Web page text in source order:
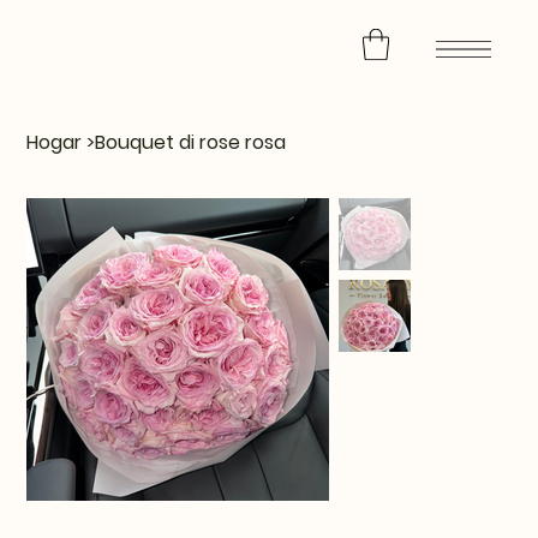
Hogar >Bouquet di rose rosa